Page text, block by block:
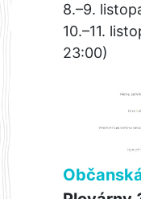
8.–9.
10.–11.
23:00)